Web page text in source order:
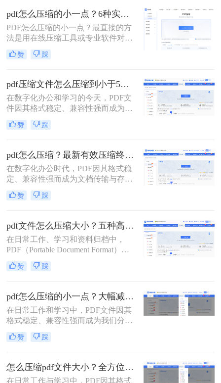
业软件「转转大师PDF转换器」——
它支持自定义压缩等级、图片重采
样，且完全本地处理，安全无广告。
的需求，然后逐一详解每种方法的具
pdf怎么压缩的小一点？6种实用方法详解（2026最新）
PDF怎么压缩的小一点？最直接的方
法是用在线压缩工具或专业软件对
PDF文件进行重新编码和优化，通过
降低图片分辨率、压缩内嵌字体、去
可读的前提下将文件体积缩小到原来
的10%~50%。
赞 踩
pdf压缩文件怎么压缩到小于5M？4种压缩方法终极指南！
在数字化办公和学习的今天，PDF文
件因其格式稳定、兼容性强而成为我
们日常传输文档的首选。然而，我们
常常会遇到一个令人头疼的问题：一
清图片、复杂图表或嵌入字体而体积
庞大，动辄几十兆甚至上百兆。无论
是通过电子邮件发送（通常有附件大
小限制）、上传至学习平台还是提交
至企业系统，文件大小限制（如常见
的5MB）往往是一道难以逾越的关
5M呢？
赞 踩
pdf怎么压缩？最新有效压缩终极指南！
在数字化办公时代，PDF因其格式稳
定、兼容性强而成为文档传输与存档
的首选。然而，高分辨率图片、嵌入
字体和多媒体内容也使得PDF文件体
送、云端存储和即时分享带来了巨大
困扰。如何高效、无损（或视觉无
损）地压缩PDF，成为一个普遍需
求。那么pdf怎么压缩呢？
赞 踩
pdf文件怎么压缩大小？五种高效方法全面解析与实战！
在日常工作、学习和资料归档中，
PDF（Portable Document Format）因
其跨平台、格式固定的特性而成为最
常用的文件格式之一。然而，随之而
不仅占用存储空间，更在邮件发送、
即时通讯传输和网页上传时带来诸多
不便。如何在不显著损失质量的前提
下，有效“瘦身”PDF文件，已成为一
项必备技能。
赞 踩
pdf怎么压缩的小一点？大幅减小文件体积的有效方法全解析！
在日常工作和学习中，PDF文件因其
格式稳定、兼容性强而成为我们分享
文档、报告和资料的首选格式。然
而，随之而来的问题也显而易见：过
在通过邮件发送、即时通讯工具传输
或上传至云平台时受到限制，严重影
赞 踩
怎么压缩pdf文件大小？全方位高效压缩方法终极指南！
在日常工作与学习中，PDF因其格式